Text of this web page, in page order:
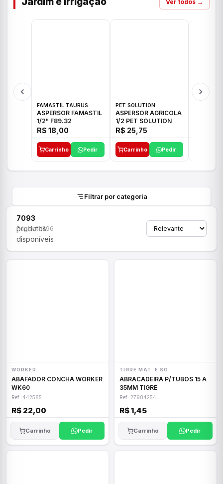
Ver todos →
FAMASTIL TAURUS
ASPERSOR FAMASTIL
1/2" F89.32
R$ 18,00
Carrinho Pedir
PET SOLUTION
ASPERSOR AGRICOLA
1/2 PET SOLUTION
R$ 25,75
Carrinho Pedir
Filtrar por categoria
7093
produtos
disponíveis
Página 1/296
WORKER
ABAFADOR CONCHA WORKER
WK60
Ref: 442585
R$ 22,00
Carrinho Pedir
TIGRE MAT. E SO
ABRACADEIRA P/TUBOS 15 A
35MM TIGRE
Ref: 27984254
R$ 1,45
Carrinho Pedir